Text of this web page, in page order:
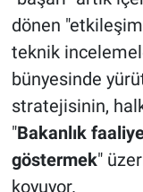
dönen
teknik
bünyesinde
stratejisinin,
"Bakanlık
göstermek"
koyuyor.